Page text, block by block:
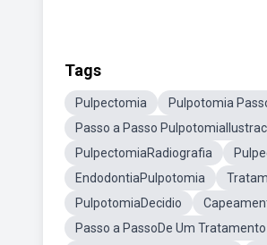
Tags
Pulpectomia Pulpotomia
Passo a Passo
PulpectomiaRadiografia
EndodontiaPulpotomia
PulpotomiaDecidio
Passo a PassoDe Um